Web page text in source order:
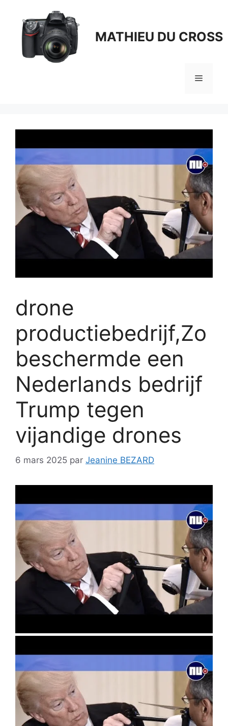
contenu
MATHIEU DU CROSS
Menu
drone
productiebedrijf,Zo
beschermde een
Nederlands bedrijf
Trump tegen
vijandige drones
6 mars 2025 par Jeanine BEZARD